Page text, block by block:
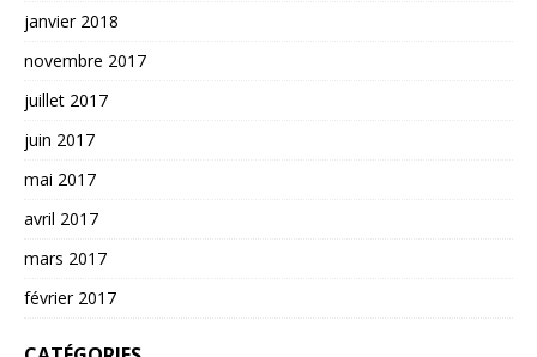
janvier 2018
novembre 2017
juillet 2017
juin 2017
mai 2017
avril 2017
mars 2017
février 2017